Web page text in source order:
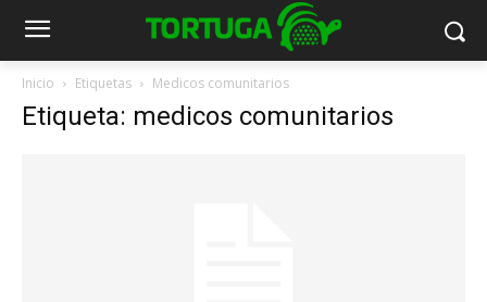
Inicio Etiquetas Medicos comunitarios
Etiqueta: medicos comunitarios